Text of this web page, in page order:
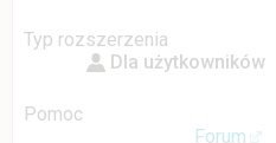
Typ rozszerzenia
Dla użytkowników
Pomoc
Forum